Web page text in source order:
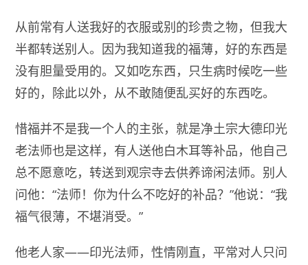
从前常有人送我好的衣服或别的珍贵之物，但我大
半都转送别人。因为我知道我的福薄，好的东西是
没有胆量受用的。又如吃东西，只生病时候吃一些
好的，除此以外，从不敢随便乱买好的东西吃。
惜福并不是我一个人的主张，就是净土宗大德印光
老法师也是这样，有人送他白木耳等补品，他自己
总不愿意吃，转送到观宗寺去供养谛闲法师。别人
问他：“法师！你为什么不吃好的补品？”他说：“我
福气很薄，不堪消受。”
他老人家——印光法师，性情刚直，平常对人只问